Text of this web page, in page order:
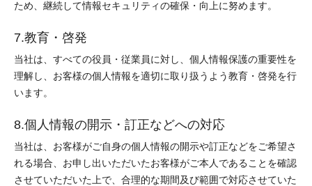
ため、継続して情報セキュリティの確保・向上に努めます。
7.教育・啓発
当社は、すべての役員・従業員に対し、個人情報保護の重要性を
理解し、お客様の個人情報を適切に取り扱うよう教育・啓発を行
います。
8.個人情報の開示・訂正などへの対応
当社は、お客様がご自身の個人情報の開示や訂正などをご希望さ
れる場合、お申し出いただいたお客様がご本人であることを確認
させていただいた上で、合理的な期間及び範囲で対応させていた